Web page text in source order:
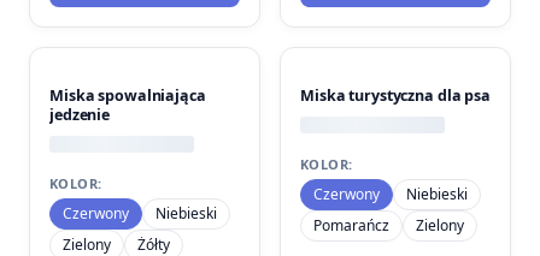
Miska spowalniająca
jedzenie
KOLOR:
Czerwony
Niebieski
Zielony
Żółty
Miska turystyczna dla psa
KOLOR:
Czerwony
Niebieski
Pomarańcz
Zielony